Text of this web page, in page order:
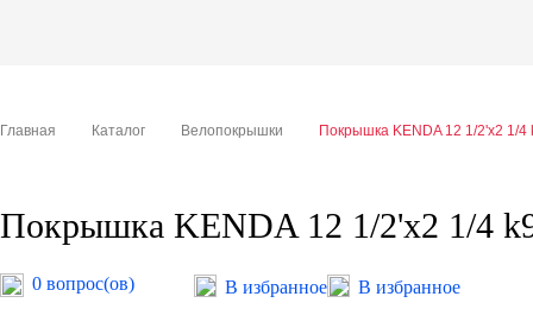
Главная Каталог Велопокрышки Покрышка KENDA 12 1/2'х2 1/4
Покрышка KENDA 12 1/2'х2 1/4
0 вопрос(ов) В избранное В избранное